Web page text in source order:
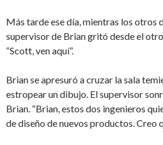
Más tarde ese día, mientras los otros
supervisor de Brian gritó desde el
“Scott, ven aquí”.
Brian se apresuró a cruzar la sala
estropear un dibujo. El supervisor
Brian. “Brian, estos dos ingenieros
de diseño de nuevos productos. Creo